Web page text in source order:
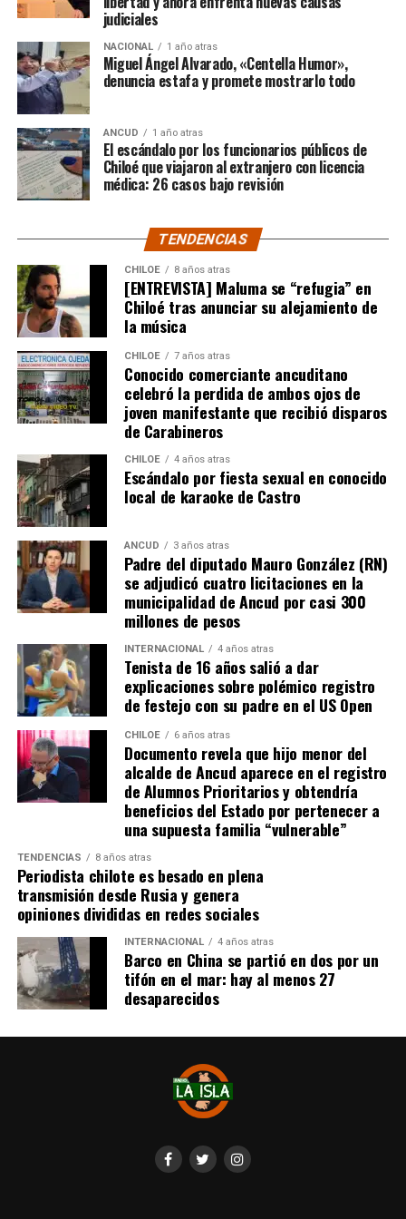
“Gracias a todos por el
apoyo!!!!”
Por el momento, las personas aludidas no han emitido
declaraciones públicas. La historia, según Centella,
recién comienza y, el mencionado posteo, ha generado
comentarios de todo tipo, en su gran mayoría, a favor
del humorista de Punta Arenas.
judiciales
NACIONAL 1 año atras
Miguel Ángel Alvarado, «Centella Humor»,
denuncia estafa y promete mostrarlo todo
ANCUD 1 año atras
El escándalo por los funcionarios públicos de
Chiloé que viajaron al extranjero con licencia
médica: 26 casos bajo revisión
TENDENCIAS
CHILOE 8 años atras
[ENTREVISTA] Maluma se “refugia” en
Chiloé tras anunciar su alejamiento de
la música
CHILOE 7 años atras
Conocido comerciante ancuditano
celebró la perdida de ambos ojos de
joven manifestante que recibió disparos
de Carabineros
CHILOE 4 años atras
Escándalo por fiesta sexual en conocido
local de karaoke de Castro
ANCUD 3 años atras
Padre del diputado Mauro González (RN)
se adjudicó cuatro licitaciones en la
municipalidad de Ancud por casi 300
millones de pesos
INTERNACIONAL 4 años atras
Tenista de 16 años salió a dar
explicaciones sobre polémico registro
de festejo con su padre en el US Open
CHILOE 6 años atras
Documento revela que hijo menor del
alcalde de Ancud aparece en el registro
de Alumnos Prioritarios y obtendría
beneficios del Estado por pertenecer a
una supuesta familia “vulnerable”
TENDENCIAS 8 años atras
Periodista chilote es besado en plena
transmisión desde Rusia y genera
opiniones divididas en redes sociales
INTERNACIONAL 4 años atras
Barco en China se partió en dos por un
tifón en el mar: hay al menos 27
desaparecidos